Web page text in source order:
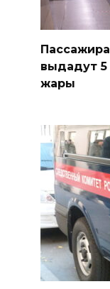
выдадут
жары